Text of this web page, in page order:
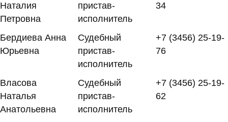
Наталия
Петровна
пристав-
исполнитель
34
Бердиева Анна
Юрьевна
Судебный
пристав-
исполнитель
+7 (3456) 25-19-
76
Власова
Наталья
Анатольевна
Судебный
пристав-
исполнитель
+7 (3456) 25-19-
62